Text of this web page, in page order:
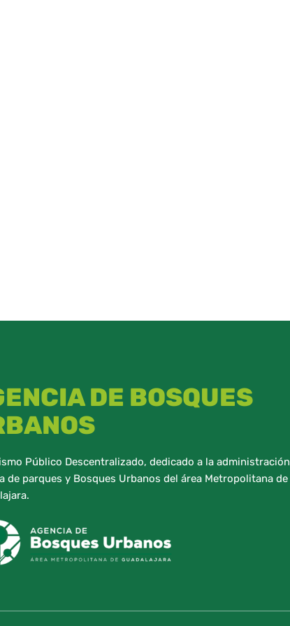
DE BOSQUES
Público Descentralizado, dedicado a la administración
de parques y Bosques Urbanos del área Metropolitana de